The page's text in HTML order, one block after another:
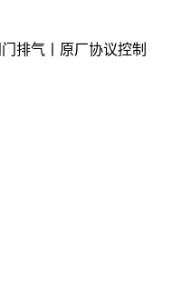
排气丨原厂协议控制